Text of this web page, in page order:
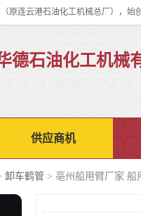
德石油化工机械
供应商机
卸车鹤管 > 亳州船用臂厂家 船